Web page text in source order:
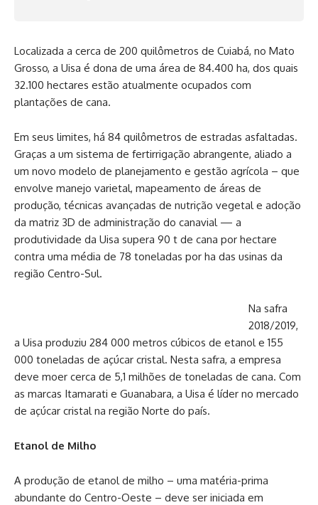
Localizada a cerca de 200 quilômetros de Cuiabá, no Mato
Grosso, a Uisa é dona de uma área de 84.400 ha, dos quais
32.100 hectares estão atualmente ocupados com
plantações de cana.
Em seus limites, há 84 quilômetros de estradas asfaltadas.
Graças a um sistema de fertirrigação abrangente, aliado a
um novo modelo de planejamento e gestão agrícola – que
envolve manejo varietal, mapeamento de áreas de
produção, técnicas avançadas de nutrição vegetal e adoção
da matriz 3D de administração do canavial — a
produtividade da Uisa supera 90 t de cana por hectare
contra uma média de 78 toneladas por ha das usinas da
região Centro-Sul.
Na safra
2018/2019,
a Uisa produziu 284 000 metros cúbicos de etanol e 155
000 toneladas de açúcar cristal. Nesta safra, a empresa
deve moer cerca de 5,1 milhões de toneladas de cana. Com
as marcas Itamarati e Guanabara, a Uisa é líder no mercado
de açúcar cristal na região Norte do país.
Etanol de Milho
A produção de etanol de milho – uma matéria-prima
abundante do Centro-Oeste – deve ser iniciada em